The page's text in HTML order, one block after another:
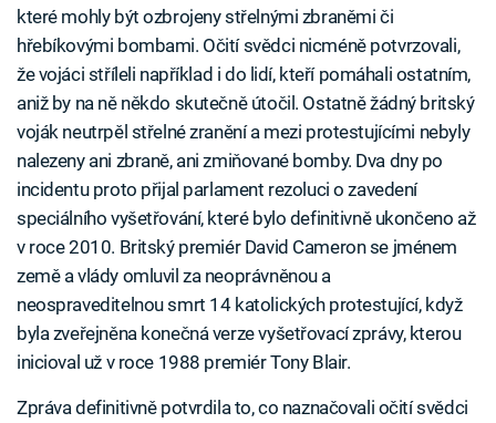
které mohly být ozbrojeny střelnými zbraněmi či
hřebíkovými bombami. Očití svědci nicméně potvrzovali,
že vojáci stříleli například i do lidí, kteří pomáhali ostatním,
aniž by na ně někdo skutečně útočil. Ostatně žádný britský
voják neutrpěl střelné zranění a mezi protestujícími nebyly
nalezeny ani zbraně, ani zmiňované bomby. Dva dny po
incidentu proto přijal parlament rezoluci o zavedení
speciálního vyšetřování, které bylo definitivně ukončeno až
v roce 2010. Britský premiér David Cameron se jménem
země a vlády omluvil za neoprávněnou a
neospraveditelnou smrt 14 katolických protestující, když
byla zveřejněna konečná verze vyšetřovací zprávy, kterou
inicioval už v roce 1988 premiér Tony Blair.
Zpráva definitivně potvrdila to, co naznačovali očití svědci